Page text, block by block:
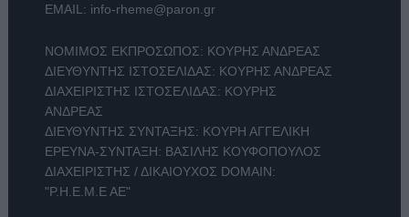
EMAIL: info-rheme@paron.gr
ΝΟΜΙΜΟΣ ΕΚΠΡΟΣΩΠΟΣ: ΚΟΥΡΗΣ ΑΝΔΡΕΑΣ
ΔΙΕΥΘΥΝΤΗΣ ΙΣΤΟΣΕΛΙΔΑΣ: ΚΟΥΡΗΣ ΑΝΔΡΕΑΣ
ΔΙΑΧΕΙΡΙΣΤΗΣ ΙΣΤΟΣΕΛΙΔΑΣ: ΚΟΥΡΗΣ
ΑΝΔΡΕΑΣ
ΔΙΕΥΘΥΝΤΗΣ ΣΥΝΤΑΞΗΣ: ΚΟΥΡΗ ΑΓΓΕΛΙΚΗ
ΕΡΕΥΝΑ-ΣΥΝΤΑΞΗ: ΒΑΣΙΛΗΣ ΚΟΥΦΟΠΟΥΛΟΣ
ΔΙΑΧΕΙΡΙΣΤΗΣ / ΔΙΚΑΙΟΥΧΟΣ DOMAIN:
"Ρ.Η.Ε.Μ.Ε ΑΕ"